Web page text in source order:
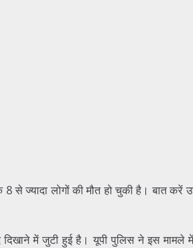
से ज्यादा लोगों की मौत हो चुकी है। बात करें
दिखाने में जुटी हुई है। यूपी पुलिस ने इस